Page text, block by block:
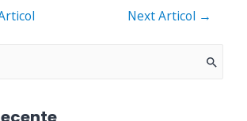
Next Articol →